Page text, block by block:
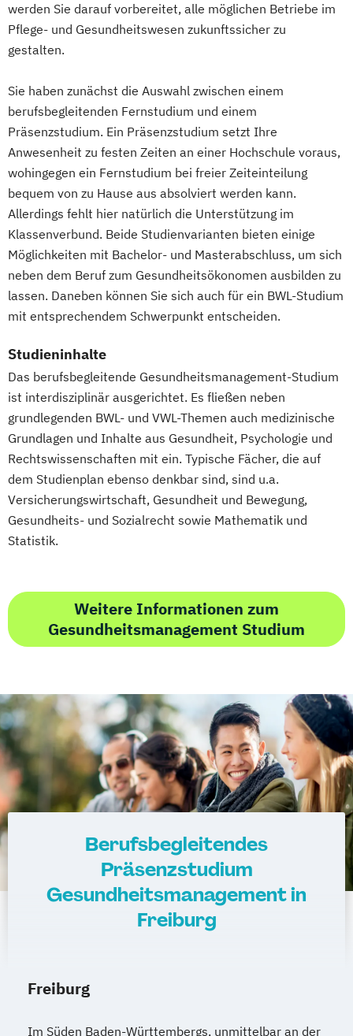
werden Sie darauf vorbereitet, alle möglichen Betriebe im
Pflege- und Gesundheitswesen zukunftssicher zu
gestalten.
Sie haben zunächst die Auswahl zwischen einem
berufsbegleitenden Fernstudium und einem
Präsenzstudium. Ein Präsenzstudium setzt Ihre
Anwesenheit zu festen Zeiten an einer Hochschule voraus,
wohingegen ein Fernstudium bei freier Zeiteinteilung
bequem von zu Hause aus absolviert werden kann.
Allerdings fehlt hier natürlich die Unterstützung im
Klassenverbund. Beide Studienvarianten bieten einige
Möglichkeiten mit Bachelor- und Masterabschluss, um sich
neben dem Beruf zum Gesundheitsökonomen ausbilden zu
lassen. Daneben können Sie sich auch für ein BWL-Studium
mit entsprechendem Schwerpunkt entscheiden.
Studieninhalte
Das berufsbegleitende Gesundheitsmanagement-Studium
ist interdisziplinär ausgerichtet. Es fließen neben
grundlegenden BWL- und VWL-Themen auch medizinische
Grundlagen und Inhalte aus Gesundheit, Psychologie und
Rechtswissenschaften mit ein. Typische Fächer, die auf
dem Studienplan ebenso denkbar sind, sind u.a.
Versicherungswirtschaft, Gesundheit und Bewegung,
Gesundheits- und Sozialrecht sowie Mathematik und
Statistik.
Weitere Informationen zum
Gesundheitsmanagement Studium
Berufsbegleitendes
Präsenzstudium
Gesundheitsmanagement in
Freiburg
Freiburg
Im Süden Baden-Württembergs, unmittelbar an der